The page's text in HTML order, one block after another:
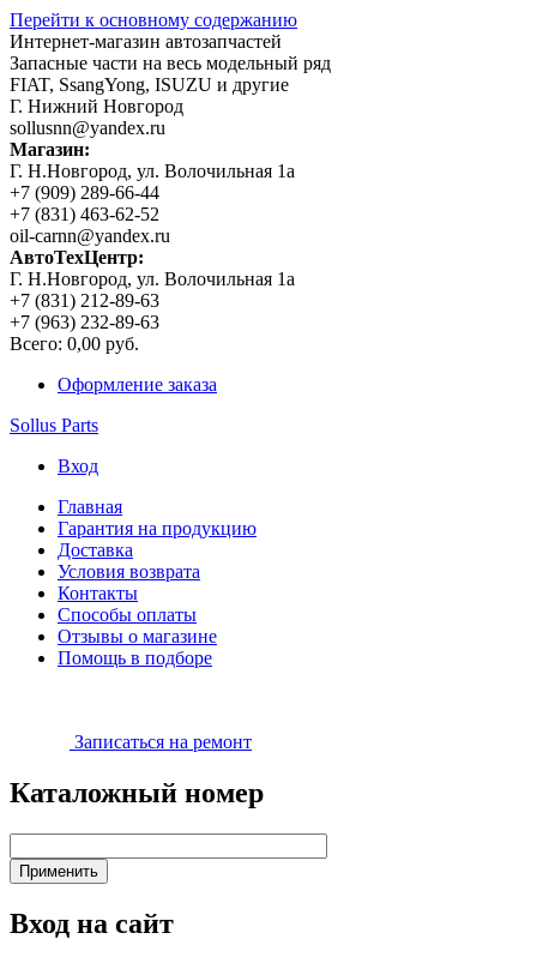
Перейти к основному содержанию
Интернет-магазин автозапчастей
Запасные части на весь модельный ряд
FIAT, SsangYong, ISUZU и другие
Г. Нижний Новгород
sollusnn@yandex.ru
Магазин:
Г. Н.Новгород, ул. Волочильная 1а
+7 (909) 289-66-44
+7 (831) 463-62-52
oil-carnn@yandex.ru
АвтоТехЦентр:
Г. Н.Новгород, ул. Волочильная 1а
+7 (831) 212-89-63
+7 (963) 232-89-63
Всего: 0,00 руб.
Оформление заказа
Sollus Parts
Вход
Главная
Гарантия на продукцию
Доставка
Условия возврата
Контакты
Способы оплаты
Отзывы о магазине
Помощь в подборе
Записаться на ремонт
Каталожный номер
Вход на сайт